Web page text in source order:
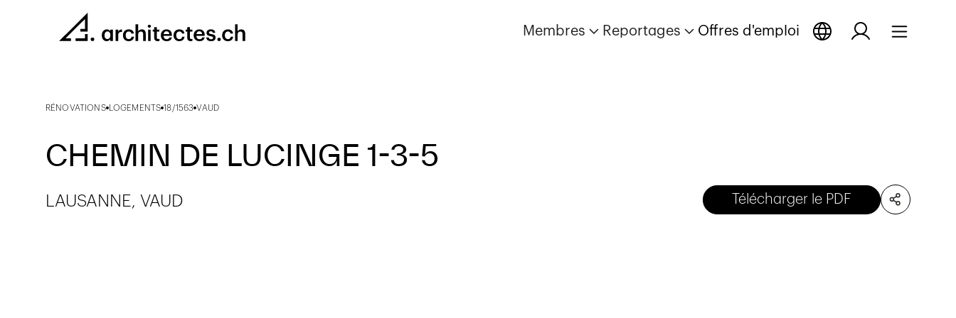
Membres Reportages Offres d'emploi
RÉNOVATIONS LOGEMENTS 18/1563 VAUD
CHEMIN DE LUCINGE 1-3-5
LAUSANNE, VAUD Télécharger le PDF